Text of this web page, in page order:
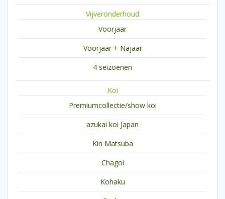
Vijveronderhoud
Voorjaar
Voorjaar + Najaar
4 seizoenen
Koi
Premiumcollectie/show koi
azukai koi Japan
Kin Matsuba
Chagoi
Kohaku